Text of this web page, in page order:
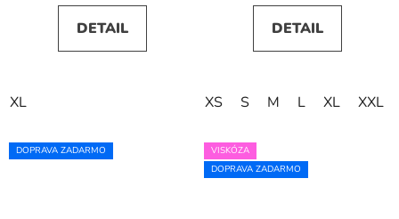
DETAIL
XL
DETAIL
XS S M L XL XXL
DOPRAVA ZADARMO
VISKÓZA
DOPRAVA ZADARMO